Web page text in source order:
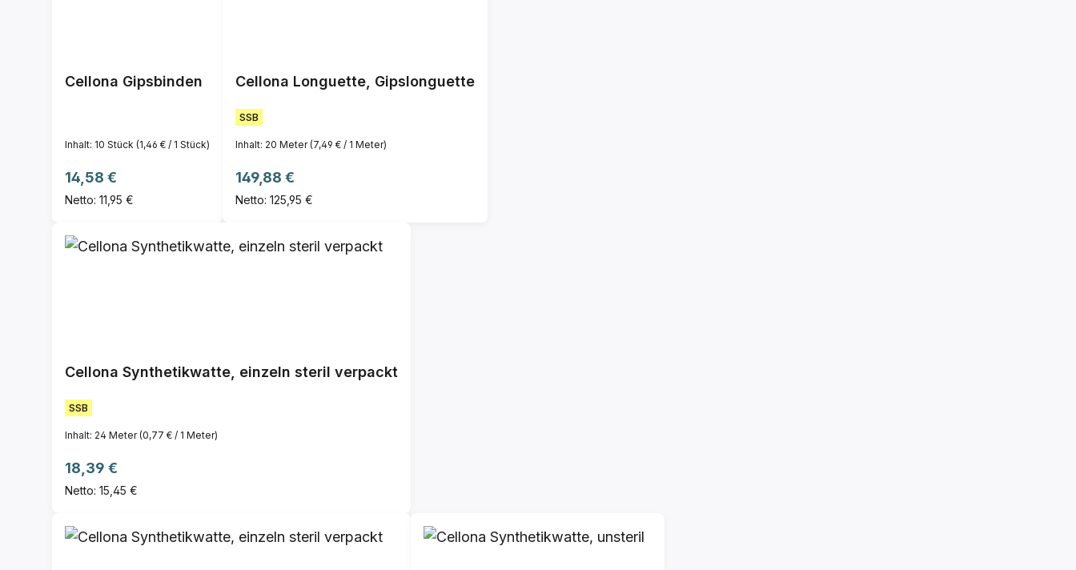
Cellona Gipsbinden
Inhalt: 10 Stück (1,46 € / 1 Stück)
Regulärer Preis:
14,58 €
Netto: 11,95 €
Cellona Longuette, Gipslonguette
SSB
Inhalt: 20 Meter(7,49 € / 1 Meter)
Regulärer Preis:
149,88 €
Netto: 125,95 €
Cellona Synthetikwatte, einzeln steril verpackt
SSB
Inhalt: 24 Meter(0,77 € / 1 Meter)
Regulärer Preis:
18,39 €
Netto: 15,45 €